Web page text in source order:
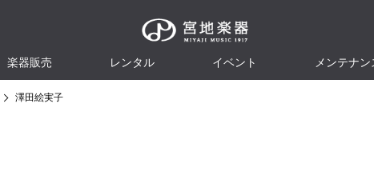
楽器販売 レンタル イベント メンテナン
澤田絵実子